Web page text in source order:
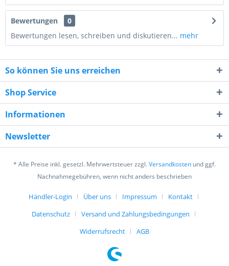
4 + 9 = ?
verstanden und stimme zu. *
Mit * gekennzeichnete Felder sind Pflichtfelder.
Bewertungen
0
Bewertungen lesen, schreiben und diskutieren... mehr
So können Sie uns erreichen
Shop Service
Informationen
Newsletter
* Alle Preise inkl. gesetzl. Mehrwertsteuer zzgl.Versandkosten und ggf.
Nachnahmegebühren, wenn nicht anders beschrieben
Händler-Login Über uns Impressum
Kontakt
Datenschutz
Versand und Zahlungsbedingungen
Widerrufsrecht
AGB